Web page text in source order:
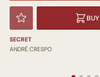
BUY
SECRET
ANDRÉ CRESPO